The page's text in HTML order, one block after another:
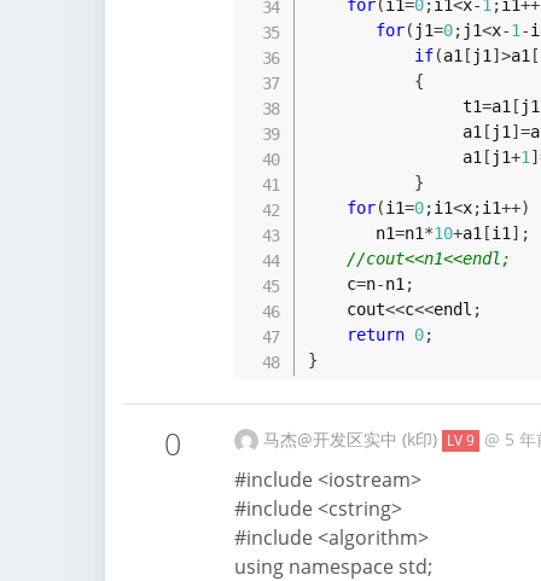
for(i1=0;i1<x-1 ;i1++
for( j1=0; j1<x-1 -
if(a1 [ j1 ] >a1 [
{
                t1
=a1 [ j1
                a1
[ j1 ] =
                a1
[ j1+1 ]
}
for(i1=0;i1<x;i1++)
       n1
=n1*10+a1 [i1 ] ;
//cout<<n1<<endl;
    c
=n-n1 ;
    cout
<<c<<endl ;
return 0;
}
0 马杰@开发区实中 (k印) LV 9 @ 5 年
#include <iostream>
#include <cstring>
#include <algorithm>
using namespace std;